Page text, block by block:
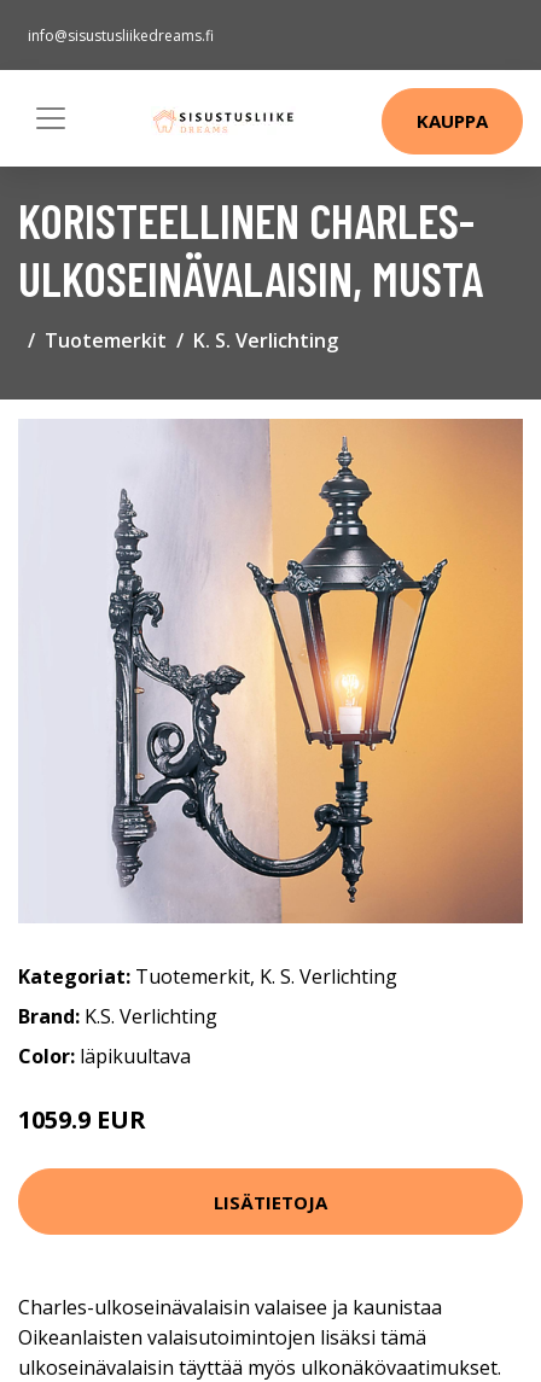
info@sisustusliikedreams.fi
KAUPPA
KORISTEELLINEN CHARLES-
ULKOSEINÄVALAISIN, MUSTA
Tuotemerkit K. S. Verlichting
Kategoriat: Tuotemerkit, K. S. Verlichting
Brand: K.S. Verlichting
Color: läpikuultava
1059.9 EUR
LISÄTIETOJA
Charles-ulkoseinävalaisin valaisee ja kaunistaa
Oikeanlaisten valaisutoimintojen lisäksi tämä
ulkoseinävalaisin täyttää myös ulkonäkövaatimukset.